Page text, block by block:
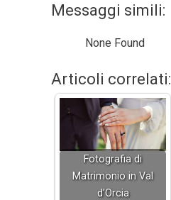
Messaggi simili:
None Found
Articoli correlati:
Fotografia di
Matrimonio in Val
d’Orcia